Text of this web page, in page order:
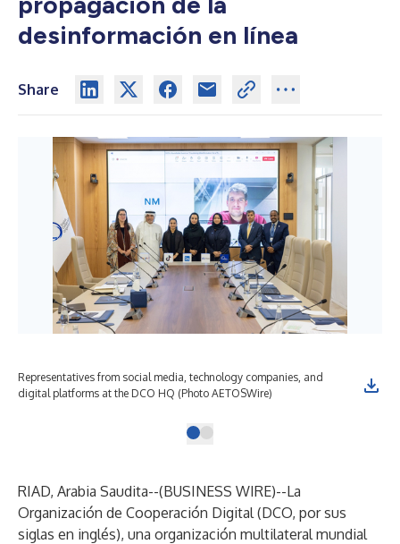
desinformación en línea
Share
Representatives from social media, technology companies, and
digital platforms at the DCO HQ (Photo AETOSWire)
RIAD, Arabia Saudita--(BUSINESS WIRE)--La
Organización de Cooperación Digital (DCO, por sus
siglas en inglés), una organización multilateral mundial